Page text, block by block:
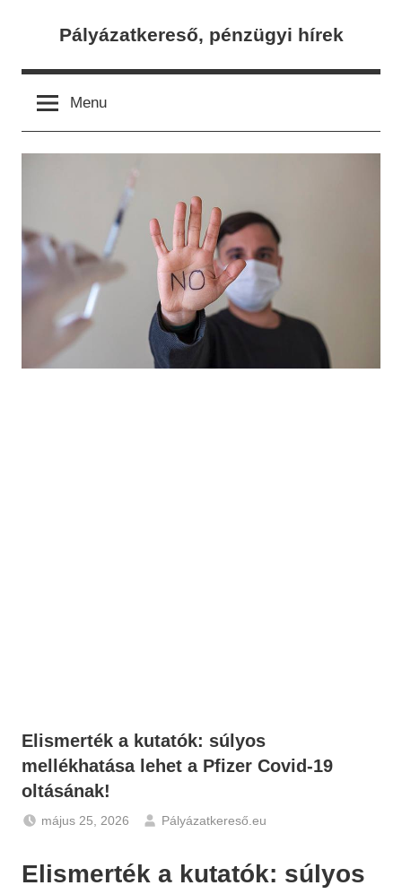
Pályázatkereső, pénzügyi hírek
Menu
Elismerték a kutatók: súlyos
mellékhatása lehet a Pfizer Covid-19
oltásának!
május 25, 2026
Pályázatkereső.eu
Elismerték a kutatók: súlyos